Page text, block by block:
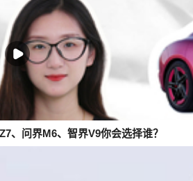
、问界M6、智界V9你会选择谁？